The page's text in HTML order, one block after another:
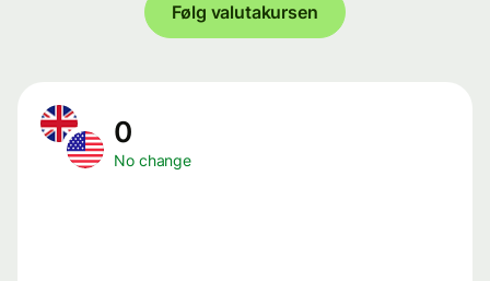
Følg valutakursen
0
No change